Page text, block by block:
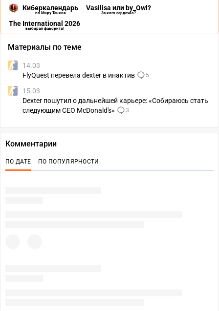
Киберкалендарь
по Миру Танков
Vasilisa или by_Owl?
За кого сердечко?
The International 2026
выбирай фаворита!
Материалы по теме
14.03
FlyQuest перевела dexter в инактив
5
15.03
Dexter пошутил о дальнейшей карьере: «Собираюсь стать
следующим CEO McDonald's»
3
Комментарии
ПО ДАТЕ ПО ПОПУЛЯРНОСТИ